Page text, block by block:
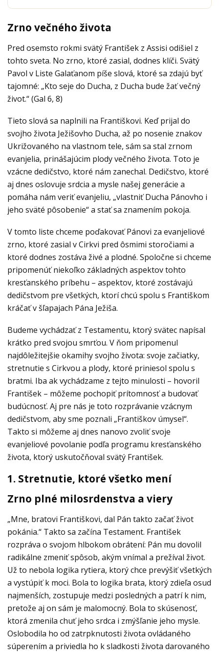
Zrno večného života
Pred osemsto rokmi svätý František z Assisi odišiel z
tohto sveta. No zrno, ktoré zasial, dodnes klíči. Svätý
Pavol v Liste Galaťanom píše slová, ktoré sa zdajú byť
tajomné: „Kto seje do Ducha, z Ducha bude žať večný
život.“ (Gal 6, 8)
Tieto slová sa naplnili na Františkovi. Keď prijal do
svojho života Ježišovho Ducha, až po nosenie znakov
Ukrižovaného na vlastnom tele, sám sa stal zrnom
evanjelia, prinášajúcim plody večného života. Toto je
vzácne dedičstvo, ktoré nám zanechal. Dedičstvo, ktoré
aj dnes oslovuje srdcia a mysle našej generácie a
pomáha nám veriť evanjeliu, „vlastniť Ducha Pánovho i
jeho sväté pôsobenie“ a stať sa znamením pokoja.
V tomto liste chceme poďakovať Pánovi za evanjeliové
zrno, ktoré zasial v Cirkvi pred ôsmimi storočiami a
ktoré dodnes zostáva živé a plodné. Spoločne si chceme
pripomenúť niekoľko základných aspektov tohto
kresťanského príbehu – aspektov, ktoré zostávajú
dedičstvom pre všetkých, ktorí chcú spolu s Františkom
kráčať v šľapajach Pána Ježiša.
Budeme vychádzať z Testamentu, ktorý svätec napísal
krátko pred svojou smrťou. V ňom pripomenul
najdôležitejšie okamihy svojho života: svoje začiatky,
stretnutie s Cirkvou a plody, ktoré priniesol spolu s
bratmi. Iba ak vychádzame z tejto minulosti – hovoril
František – môžeme pochopiť prítomnosť a budovať
budúcnosť. Aj pre nás je toto rozprávanie vzácnym
dedičstvom, aby sme poznali „Františkov úmysel“.
Takto si môžeme aj dnes nanovo zvoliť svoje
evanjeliové povolanie podľa programu kresťanského
života, ktorý uskutočňoval svätý František.
1. Stretnutie, ktoré všetko mení
Zrno plné milosrdenstva a viery
„Mne, bratovi Františkovi, dal Pán takto začať život
pokánia.“ Takto sa začína Testament. František
rozpráva o svojom hlbokom obrátení: Pán mu dovolil
radikálne zmeniť spôsob, akým vnímal a prežíval život.
Už to nebola logika rytiera, ktorý chce prevýšiť všetkých
a vystúpiť k moci. Bola to logika brata, ktorý zdieľa osud
najmenších, zostupuje medzi posledných a patrí k nim,
pretože aj on sám je malomocný. Bola to skúsenosť,
ktorá zmenila chuť jeho srdca i zmýšľanie jeho mysle.
Oslobodila ho od zatrpknutosti života ovládaného
súperením a priviedla ho k sladkosti života darovaného